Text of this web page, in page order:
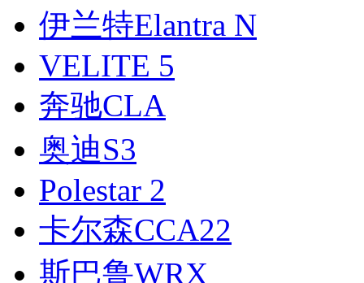
伊兰特Elantra N
VELITE 5
奔驰CLA
奥迪S3
Polestar 2
卡尔森CCA22
斯巴鲁WRX